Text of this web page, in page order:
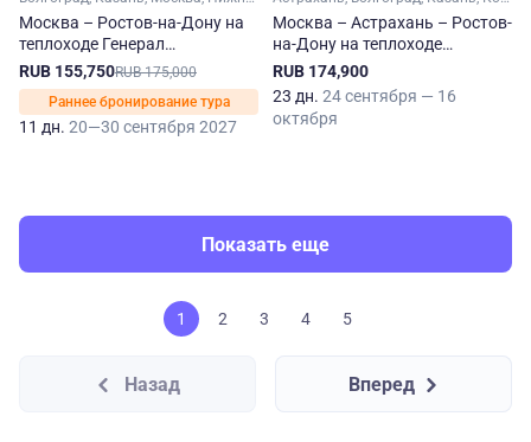
Москва – Ростов-на-Дону на
теплоходе Генерал
Лавриненков
RUB 155,750RUB 175,000
Раннее бронирование тура
11 дн. 20—30 сентября 2027
Москва – Астрахань – Ростов-
на-Дону на теплоходе
Константин Федин
RUB 174,900
23 дн. 24 сентября — 16
октября
Показать еще
1 2 3 4 5
Назад Вперед